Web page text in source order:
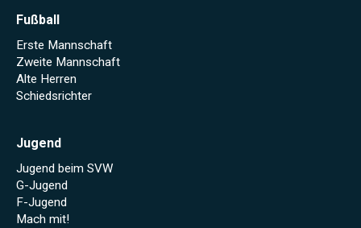
Fußball
Erste Mannschaft
Zweite Mannschaft
Alte Herren
Schiedsrichter
Jugend
Jugend beim SVW
G-Jugend
F-Jugend
Mach mit!